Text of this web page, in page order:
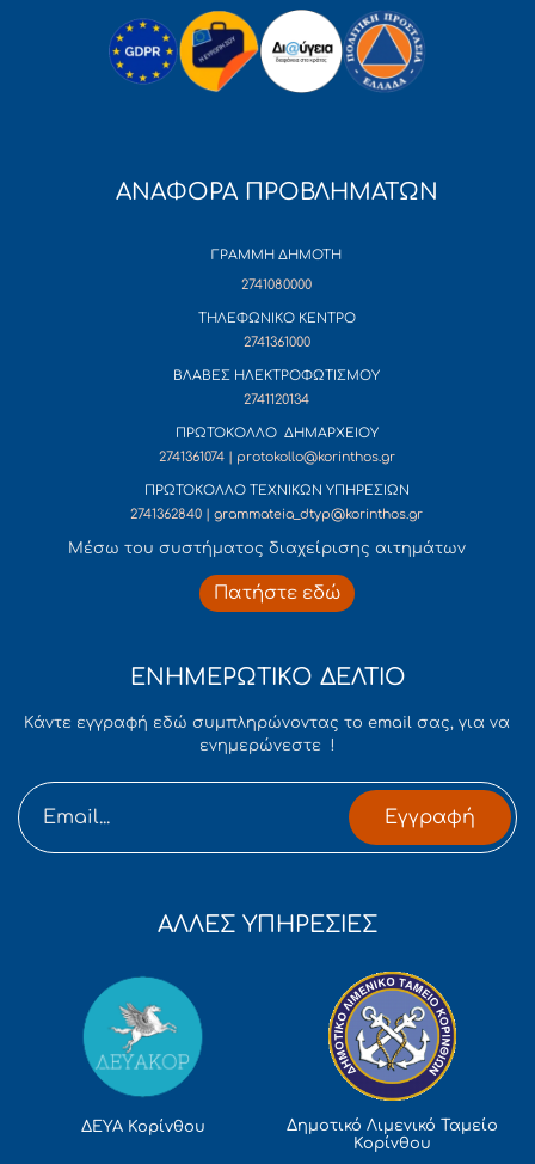
ΑΝΑΦΟΡΑ ΠΡΟΒΛΗΜΑΤΩΝ
ΓΡΑΜΜΗ ΔΗΜΟΤΗ
2741080000
ΤΗΛΕΦΩΝΙΚΟ ΚΕΝΤΡΟ
2741361000
ΒΛΑΒΕΣ ΗΛΕΚΤΡΟΦΩΤΙΣΜΟΥ
2741120134
ΠΡΩΤΟΚΟΛΛΟ ΔΗΜΑΡΧΕΙΟΥ
2741361074 | protokollo@korinthos.gr
ΠΡΩΤΟΚΟΛΛΟ ΤΕΧΝΙΚΩΝ ΥΠΗΡΕΣΙΩΝ
2741362840 | grammateia_dtyp@korinthos.gr
Mέσω του συστήματος διαχείρισης αιτημάτων
Πατήστε εδώ
ΕΝΗΜΕΡΩΤΙΚΟ ΔΕΛΤΙΟ
Κάντε εγγραφή εδώ συμπληρώνοντας το email σας, για να
ενημερώνεστε !
Εγγραφή
ΑΛΛΕΣ ΥΠΗΡΕΣΙΕΣ
ΔΕΥΑ Κορίνθου
Δημοτικό Λιμενικό Ταμείο
Κορίνθου